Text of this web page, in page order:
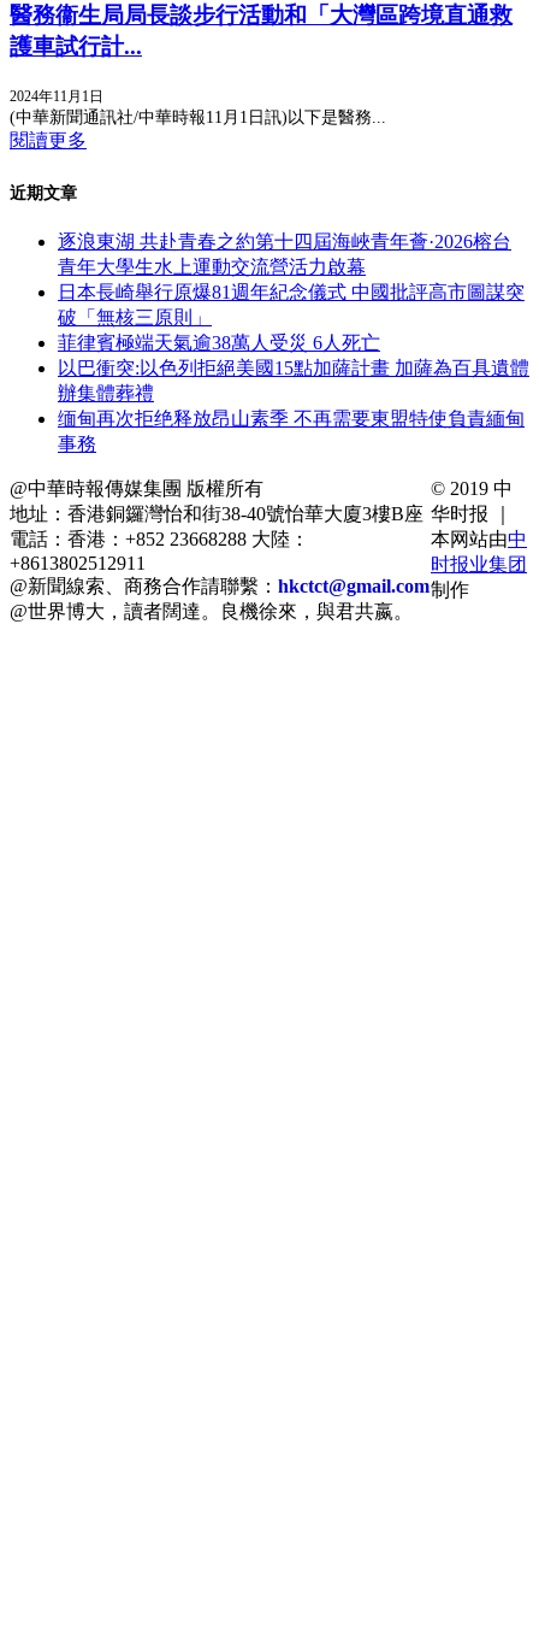
​醫務衞生局局長談步行活動和「大灣區跨境直通救
護車試行計...
2024年11月1日
(中華新聞通訊社/中華時報11月1日訊)以下是醫務...
閱讀更多
近期文章
逐浪東湖 共赴青春之約第十四屆海峽青年薈·2026榕台
青年大學生水上運動交流營活力啟幕
日本長崎舉行原爆81週年紀念儀式 中國批評高市圖謀突
破「無核三原則」
菲律賓極端天氣逾38萬人受災 6人死亡
以巴衝突:以色列拒絕美國15點加薩計畫 加薩為百具遺體
辦集體葬禮
缅甸再次拒绝释放昂山素季 不再需要東盟特使負責緬甸
事務
@中華時報傳媒集團 版權所有
地址：香港銅鑼灣怡和街38-40號怡華大廈3樓B座
電話：香港：+852 23668288 大陸：
+8613802512911
@新聞線索、商務合作請聯繫： hkctct@gmail.com
@世界博大，讀者闊達。良機徐來，與君共嬴。
© 2019 中
华时报 ｜
本网站由中
时报业集团
制作